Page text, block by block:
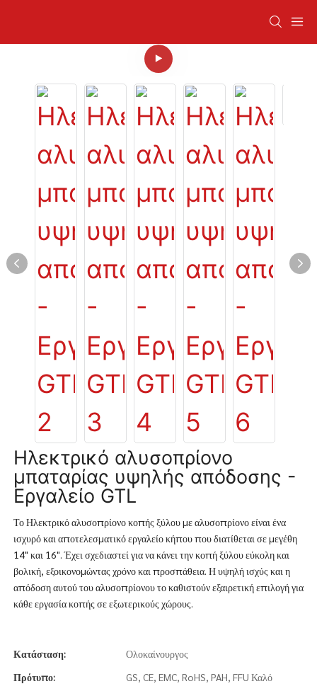
Ηλεκτρικό αλυσοπρίονο
μπαταρίας υψηλής απόδοσης -
Εργαλείο GTL
Το Ηλεκτρικό αλυσοπρίονο κοπής ξύλου με αλυσοπρίονο είναι ένα
ισχυρό και αποτελεσματικό εργαλείο κήπου που διατίθεται σε μεγέθη
14" και 16". Έχει σχεδιαστεί για να κάνει την κοπή ξύλου εύκολη και
βολική, εξοικονομώντας χρόνο και προσπάθεια. Η υψηλή ισχύς και η
απόδοση αυτού του αλυσοπρίονου το καθιστούν εξαιρετική επιλογή για
κάθε εργασία κοπής σε εξωτερικούς χώρους.
Κατάσταση:
Ολοκαίνουργος
Πρότυπο:
GS, CE, EMC, RoHS, PAH, FFU Καλό